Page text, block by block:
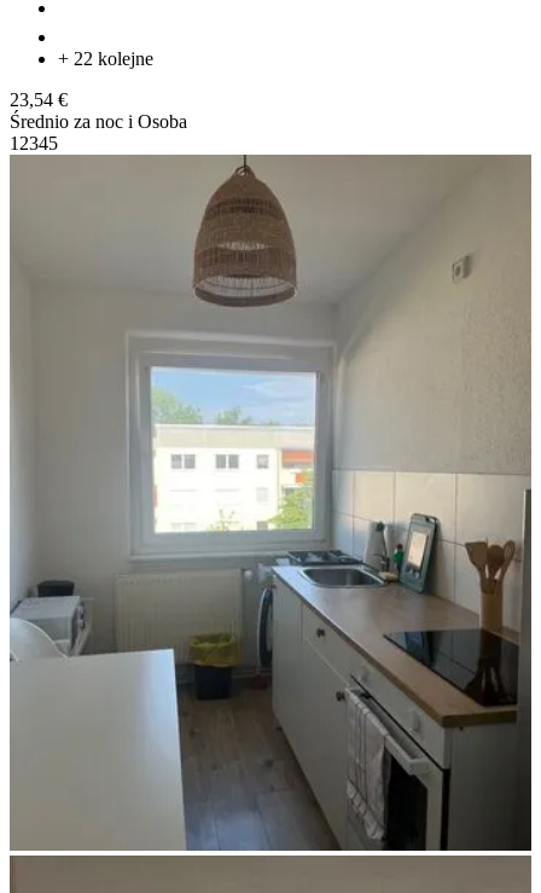
+ 22 kolejne
23,54 €
Średnio za noc i Osoba
1 2345